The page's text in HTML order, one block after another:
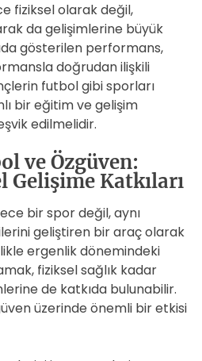
fiziksel olarak değil,
da gelişimlerine büyük
gösterilen performans,
doğrudan ilişkili
futbol gibi sporları
bir eğitim ve gelişim
edilmelidir.
ve Özgüven:
Gelişime Katkıları
bir spor değil, aynı
geliştiren bir araç olarak
ergenlik dönemindeki
fiziksel sağlık kadar
de katkıda bulunabilir.
üzerinde önemli bir etkisi